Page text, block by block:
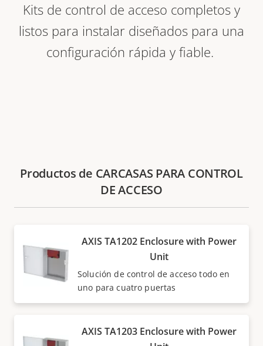
Kits de control de acceso completos y
listos para instalar diseñados para una
configuración rápida y fiable.
Productos de CARCASAS PARA CONTROL
DE ACCESO
AXIS TA1202 Enclosure with Power
Unit
Solución de control de acceso todo en
uno para cuatro puertas
AXIS TA1203 Enclosure with Power